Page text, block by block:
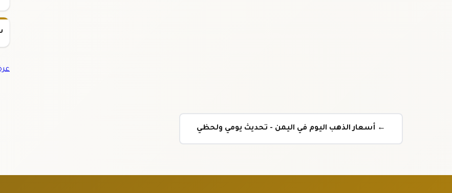
← أسعار الذهب اليوم في اليمن - تحديث يومي ولحظي